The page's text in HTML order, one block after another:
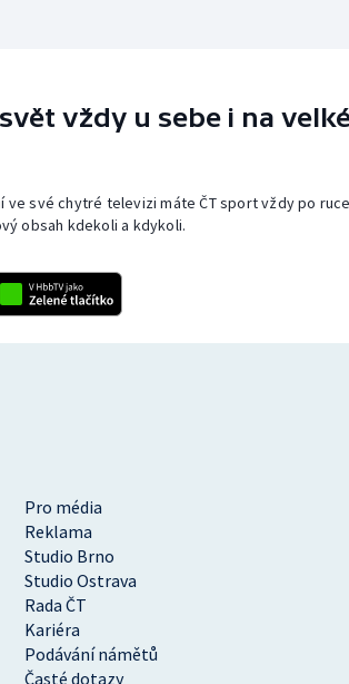
vždy u sebe i na
ve své chytré televizi máte ČT sport vždy po
obsah kdekoli a kdykoli.
Pro média
Reklama
Studio Brno
Studio Ostrava
Rada ČT
Kariéra
Podávání námětů
Časté dotazy